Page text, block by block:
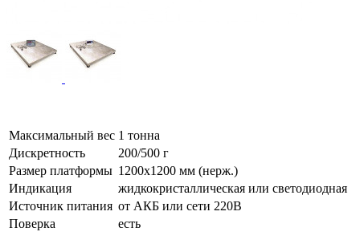
Максимальный вес 1 тонна
Дискретность
200/500 г
Размер платформы 1200х1200 мм (нерж.)
Индикация
жидкокристаллическая или светодиодная
Источник питания от АКБ или сети 220В
Поверка
есть